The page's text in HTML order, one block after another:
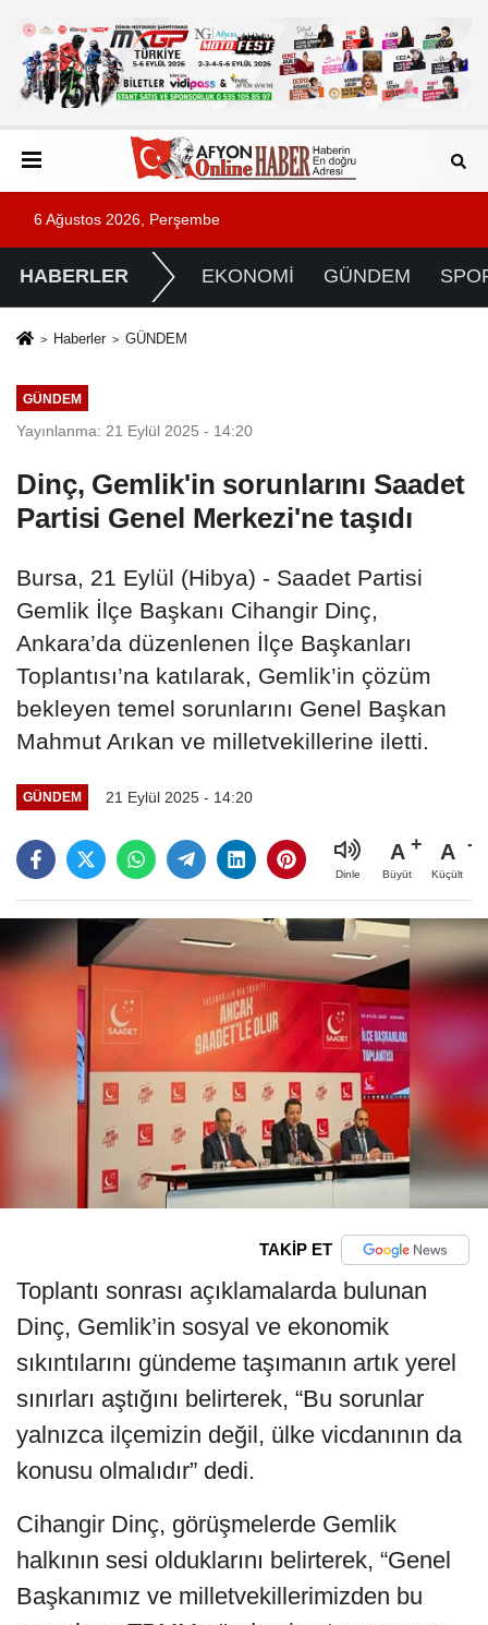
6 Ağustos 2026, Perşembe
HABERLER EKONOMİ GÜNDEM
Haberler GÜNDEM
GÜNDEM
Yayınlanma: 21 Eylül 2025 - 14:20
Dinç, Gemlik'in sorunlarını Saadet
Partisi Genel Merkezi'ne taşıdı
Bursa, 21 Eylül (Hibya) - Saadet Partisi
Gemlik İlçe Başkanı Cihangir Dinç,
Ankara’da düzenlenen İlçe Başkanları
Toplantısı’na katılarak, Gemlik’in çözüm
bekleyen temel sorunlarını Genel Başkan
Mahmut Arıkan ve milletvekillerine iletti.
GÜNDEM 21 Eylül 2025 - 14:20
Dinle
A
Büyüt
A
Küçült
TAKİP ET
Toplantı sonrası açıklamalarda bulunan
Dinç, Gemlik’in sosyal ve ekonomik
sıkıntılarını gündeme taşımanın artık yerel
sınırları aştığını belirterek, “Bu sorunlar
yalnızca ilçemizin değil, ülke vicdanının da
konusu olmalıdır” dedi.
Cihangir Dinç, görüşmelerde Gemlik
halkının sesi olduklarını belirterek, “Genel
Başkanımız ve milletvekillerimizden bu